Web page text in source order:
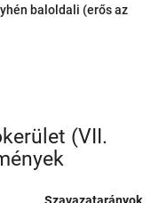
baloldali (erős az
(VII.